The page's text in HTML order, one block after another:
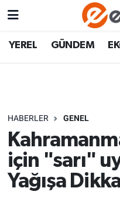
YEREL GÜNDEM
HABERLER GENEL
için "sarı"
Yağışa